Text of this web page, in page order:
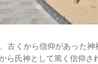
古くから信仰があった神
氏神として篤く信仰さ